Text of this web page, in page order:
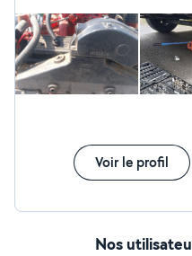
Voir le profil
Nos